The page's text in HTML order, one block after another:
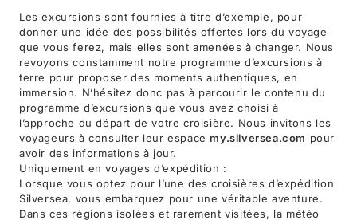
Les excursions sont fournies à titre d’exemple, pour
donner une idée des possibilités offertes lors du voyage
que vous ferez, mais elles sont amenées à changer. Nous
revoyons constamment notre programme d’excursions à
terre pour proposer des moments authentiques, en
immersion. N’hésitez donc pas à parcourir le contenu du
programme d’excursions que vous avez choisi à
l’approche du départ de votre croisière. Nous invitons les
voyageurs à consulter leur espacemy.silversea.com pour
avoir des informations à jour.
Uniquement en voyages d’expédition :
Lorsque vous optez pour l’une des croisières d’expédition
Silversea, vous embarquez pour une véritable aventure.
Dans ces régions isolées et rarement visitées, la météo